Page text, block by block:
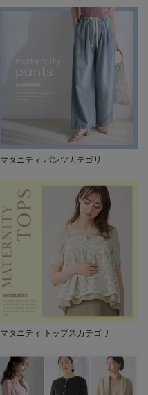
マタニティ パンツカテゴリ
マタニティ トップスカテゴリ